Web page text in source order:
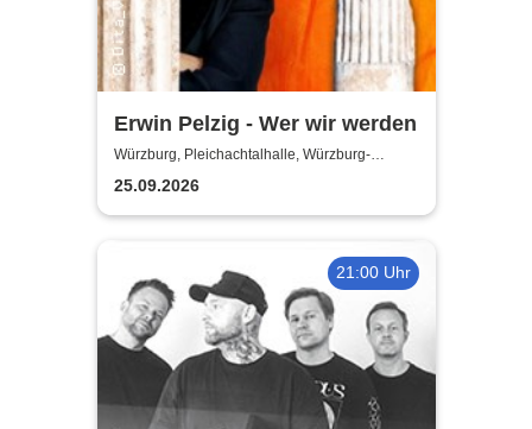
Erwin Pelzig - Wer wir werden
Würzburg, Pleichachtalhalle, Würzburg-
Versbach
25.09.2026
21:00 Uhr